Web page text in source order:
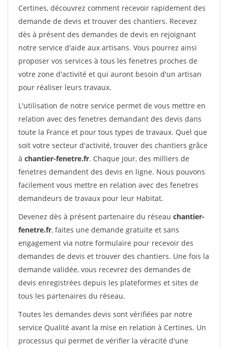
Certines, découvrez comment recevoir rapidement des
demande de devis et trouver des chantiers. Recevez
dès à présent des demandes de devis en rejoignant
notre service d'aide aux artisans. Vous pourrez ainsi
proposer vos services à tous les fenetres proches de
votre zone d'activité et qui auront besoin d'un artisan
pour réaliser leurs travaux.
L'utilisation de notre service permet de vous mettre en
relation avec des fenetres demandant des devis dans
toute la France et pour tous types de travaux. Quel que
soit votre secteur d'activité, trouver des chantiers grâce
à chantier-fenetre.fr. Chaque jour, des milliers de
fenetres demandent des devis en ligne. Nous pouvons
facilement vous mettre en relation avec des fenetres
demandeurs de travaux pour leur Habitat.
Devenez dès à présent partenaire du réseau chantier-
fenetre.fr, faites une demande gratuite et sans
engagement via notre formulaire pour recevoir des
demandes de devis et trouver des chantiers. Une fois la
demande validée, vous recevrez des demandes de
devis enregistrées depuis les plateformes et sites de
tous les partenaires du réseau.
Toutes les demandes devis sont vérifiées par notre
service Qualité avant la mise en relation à Certines. Un
processus qui permet de vérifier la véracité d'une